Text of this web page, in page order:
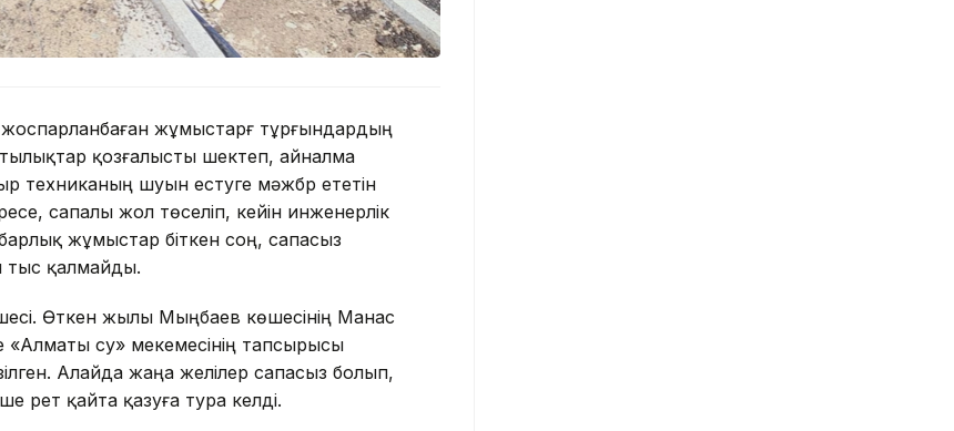
жұмыстарғ тұрғындардың
қозғалысты шектеп, айналма
техниканың шуын естуге мәжбүр ететін
сапалы жол төселіп, кейін инженерлік
жұмыстар біткен соң, сапасыз
тыс қалмайды.
Өткен жылы Мыңбаев көшесінің Манас
«Алматы су» мекемесінің тапсырысы
Алайда жаңа желілер сапасыз болып,
рет қайта қазуға тура келді.